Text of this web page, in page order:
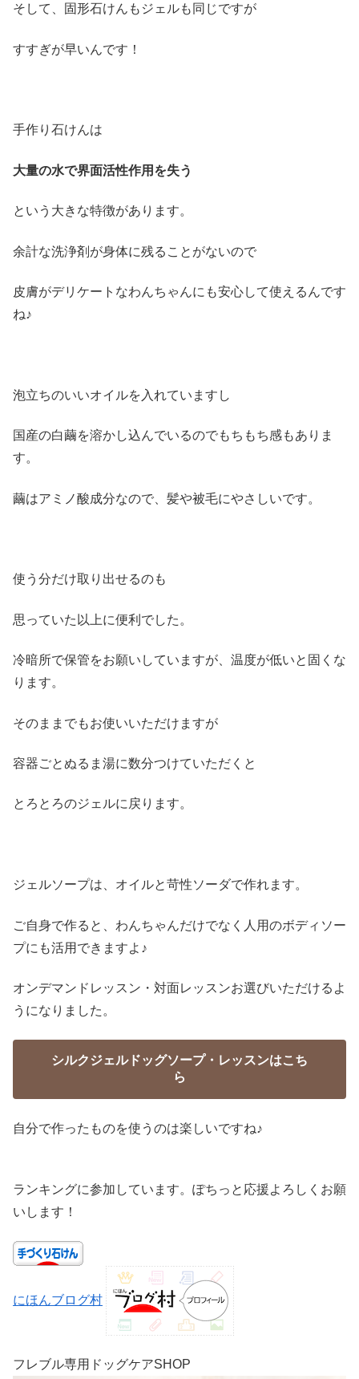
そして、固形石けんもジェルも同じですが
すすぎが早いんです！
手作り石けんは
大量の水で界面活性作用を失う
という大きな特徴があります。
余計な洗浄剤が身体に残ることがないので
皮膚がデリケートなわんちゃんにも安心して使えるんです
ね♪
泡立ちのいいオイルを入れていますし
国産の白繭を溶かし込んでいるのでもちもち感もありま
す。
繭はアミノ酸成分なので、髪や被毛にやさしいです。
使う分だけ取り出せるのも
思っていた以上に便利でした。
冷暗所で保管をお願いしていますが、温度が低いと固くな
ります。
そのままでもお使いいただけますが
容器ごとぬるま湯に数分つけていただくと
とろとろのジェルに戻ります。
ジェルソープは、オイルと苛性ソーダで作れます。
ご自身で作ると、わんちゃんだけでなく人用のボディソー
プにも活用できますよ♪
オンデマンドレッスン・対面レッスンお選びいただけるよ
うになりました。
シルクジェルドッグソープ・レッスンはこち
ら
自分で作ったものを使うのは楽しいですね♪
ランキングに参加しています。ぽちっと応援よろしくお願
いします！
にほんブログ村
フレブル専用ドッグケアSHOP